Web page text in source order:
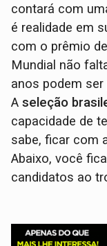
contará com
é realidade em
com o prêmio de
Mundial não
anos podem ser
Aseleção
capacidade de
sabe, ficar com
Abaixo, você
candidatos ao